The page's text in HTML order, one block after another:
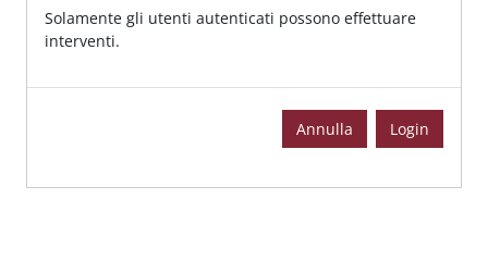
Solamente gli utenti autenticati possono effettuare
interventi.
Annulla Login